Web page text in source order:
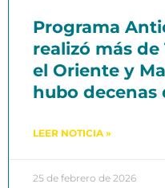
Programa
realizó más de
el Oriente y
hubo decenas
LEER NOTICIA »
25 de febrero de 2026